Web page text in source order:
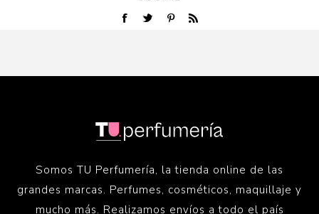
Somos TU Perfumería, la tienda online de las
grandes marcas. Perfumes, cosméticos, maquillaje y
mucho más. Realizamos envíos a todo el país